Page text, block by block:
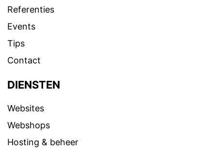
Referenties
Events
Tips
Contact
DIENSTEN
Websites
Webshops
Hosting & beheer